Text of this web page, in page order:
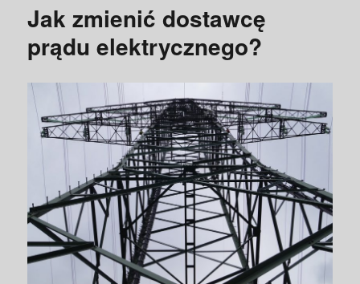
Jak zmienić dostawcę
prądu elektrycznego?